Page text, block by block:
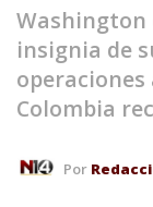
Washington
insignia de
Colombia
Por